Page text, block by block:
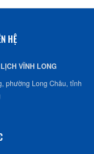
HỆ
VĨNH LONG
phường Long Châu, tỉnh